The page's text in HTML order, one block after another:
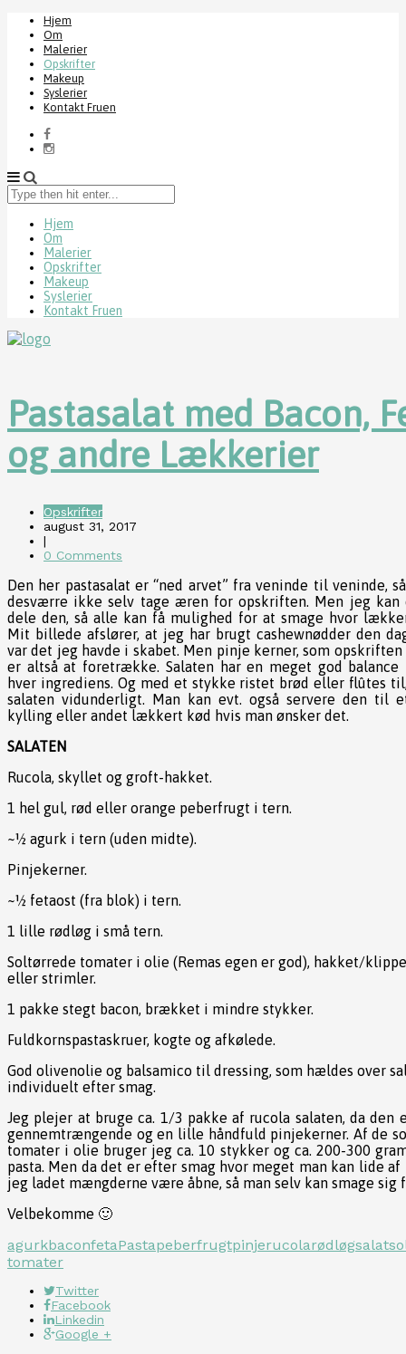
Hjem
Om
Malerier
Opskrifter
Makeup
Syslerier
Kontakt Fruen
Type
then
enter...
Hjem
Om
Malerier
Opskrifter
Makeup
Syslerier
Kontakt Fruen
Pastasalat med Bacon,
og andre Lækkerier
Opskrifter
august 31, 2017
|
0 Comments
Den her pastasalat er “ned arvet” fra veninde til veninde,
desværre ikke selv tage æren for opskriften. Men jeg kan
dele den, så alle kan få mulighed for at smage hvor
Mit billede afslører, at jeg har brugt cashewnødder den
var det jeg havde i skabet. Men pinje kerner, som
er altså at foretrække. Salaten har en meget god balance
hver ingrediens. Og med et stykke ristet brød eller flûtes
salaten vidunderligt. Man kan evt. også servere den til
kylling eller andet lækkert kød hvis man ønsker det.
SALATEN
Rucola, skyllet og groft-hakket.
1 hel gul, rød eller orange peberfrugt i tern.
~½ agurk i tern (uden midte).
Pinjekerner.
~½ fetaost (fra blok) i tern.
1 lille rødløg i små tern.
Soltørrede tomater i olie (Remas egen er god), hakket/
eller strimler.
1 pakke stegt bacon, brækket i mindre stykker.
Fuldkornspastaskruer, kogte og afkølede.
God olivenolie og balsamico til dressing, som hældes over
individuelt efter smag.
Jeg plejer at bruge ca. 1/3 pakke af rucola salaten, da den
gennemtrængende og en lille håndfuld pinjekerner. Af de
tomater i olie bruger jeg ca. 10 stykker og ca. 200-300
pasta. Men da det er efter smag hvor meget man kan lide af
jeg ladet mængderne være åbne, så man selv kan smage sig
Velbekomme 🙂
agurkbaconfetaPastapeberfrugtpinjerucolarødløgsalat
tomater
Twitter
Facebook
Linkedin
Google +